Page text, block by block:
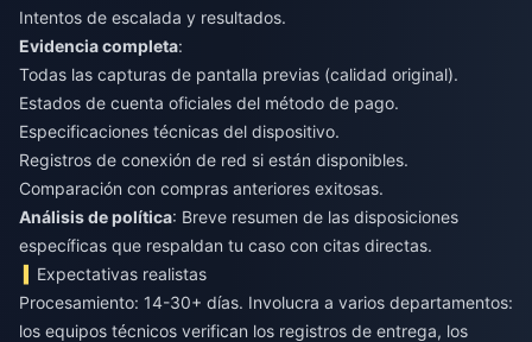
Intentos de escalada y resultados.
Evidencia completa:
Todas las capturas de pantalla previas (calidad original).
Estados de cuenta oficiales del método de pago.
Especificaciones técnicas del dispositivo.
Registros de conexión de red si están disponibles.
Comparación con compras anteriores exitosas.
Análisis de política: Breve resumen de las disposiciones
específicas que respaldan tu caso con citas directas.
Expectativas realistas
Procesamiento: 14-30+ días. Involucra a varios departamentos:
los equipos técnicos verifican los registros de entrega, los